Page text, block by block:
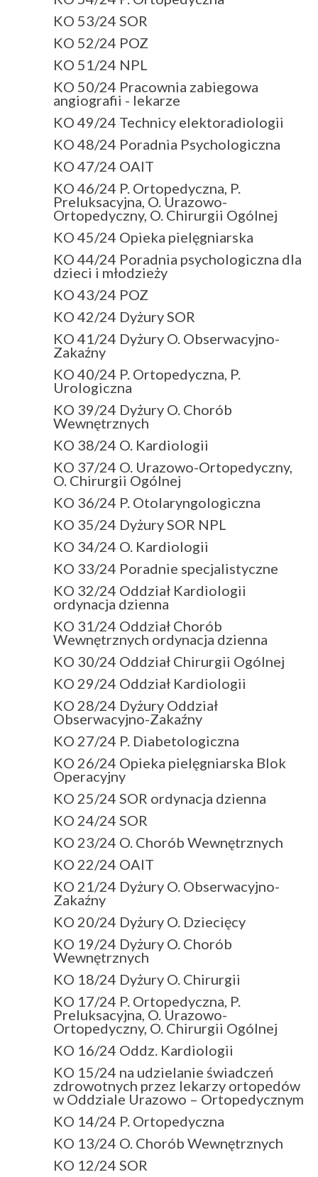
KO 53/24 SOR
KO 52/24 POZ
KO 51/24 NPL
KO 50/24 Pracownia zabiegowa
angiografii - lekarze
KO 49/24 Technicy elektoradiologii
KO 48/24 Poradnia Psychologiczna
KO 47/24 OAIT
KO 46/24 P. Ortopedyczna, P.
Preluksacyjna, O. Urazowo-
Ortopedyczny, O. Chirurgii Ogólnej
KO 45/24 Opieka pielęgniarska
KO 44/24 Poradnia psychologiczna dla
dzieci i młodzieży
KO 43/24 POZ
KO 42/24 Dyżury SOR
KO 41/24 Dyżury O. Obserwacyjno-
Zakaźny
KO 40/24 P. Ortopedyczna, P.
Urologiczna
KO 39/24 Dyżury O. Chorób
Wewnętrznych
KO 38/24 O. Kardiologii
KO 37/24 O. Urazowo-Ortopedyczny,
O. Chirurgii Ogólnej
KO 36/24 P. Otolaryngologiczna
KO 35/24 Dyżury SOR NPL
KO 34/24 O. Kardiologii
KO 33/24 Poradnie specjalistyczne
KO 32/24 Oddział Kardiologii
ordynacja dzienna
KO 31/24 Oddział Chorób
Wewnętrznych ordynacja dzienna
KO 30/24 Oddział Chirurgii Ogólnej
KO 29/24 Oddział Kardiologii
KO 28/24 Dyżury Oddział
Obserwacyjno-Zakaźny
KO 27/24 P. Diabetologiczna
KO 26/24 Opieka pielęgniarska Blok
Operacyjny
KO 25/24 SOR ordynacja dzienna
KO 24/24 SOR
KO 23/24 O. Chorób Wewnętrznych
KO 22/24 OAIT
KO 21/24 Dyżury O. Obserwacyjno-
Zakaźny
KO 20/24 Dyżury O. Dziecięcy
KO 19/24 Dyżury O. Chorób
Wewnętrznych
KO 18/24 Dyżury O. Chirurgii
KO 17/24 P. Ortopedyczna, P.
Preluksacyjna, O. Urazowo-
Ortopedyczny, O. Chirurgii Ogólnej
KO 16/24 Oddz. Kardiologii
KO 15/24 na udzielanie świadczeń
zdrowotnych przez lekarzy ortopedów
w Oddziale Urazowo – Ortopedycznym
KO 14/24 P. Ortopedyczna
KO 13/24 O. Chorób Wewnętrznych
KO 12/24 SOR